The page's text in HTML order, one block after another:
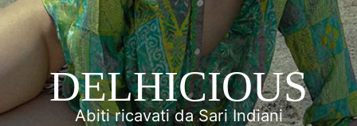
DELHICIOUS
Abiti ricavati da Sari Indiani